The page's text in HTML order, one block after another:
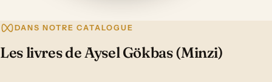
DANS NOTRE CATALOGUE
Les livres de Aysel Gökbas (Minzi)